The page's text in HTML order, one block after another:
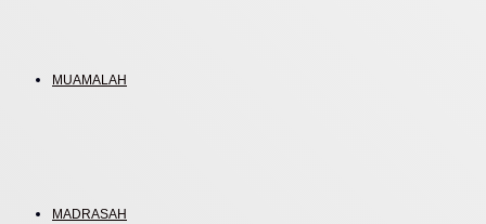
MUAMALAH
MADRASAH